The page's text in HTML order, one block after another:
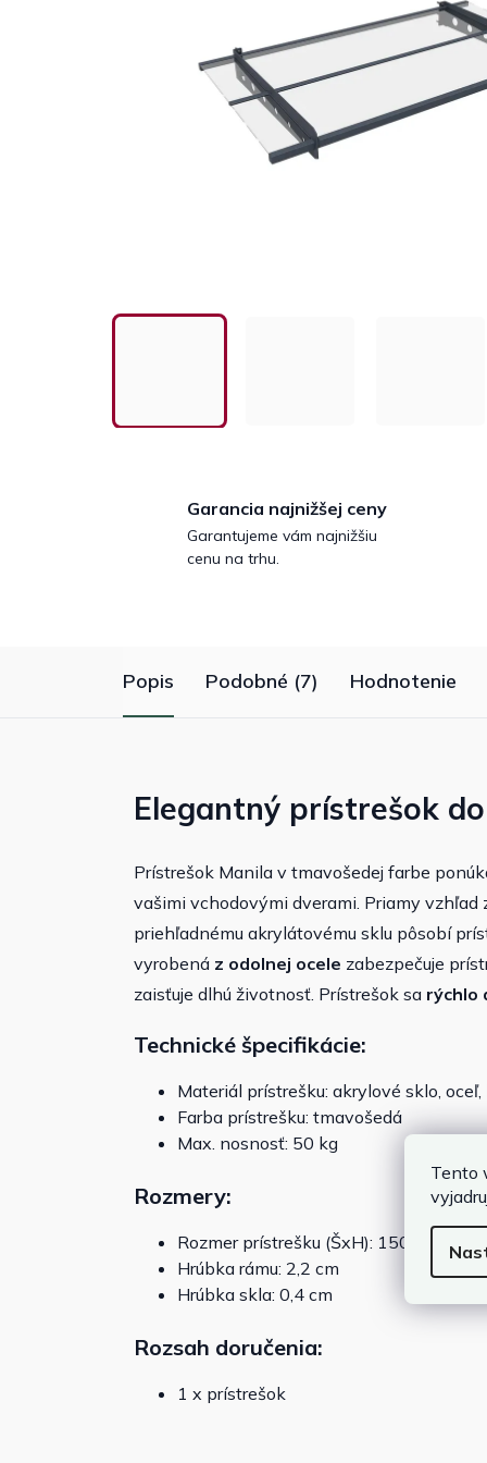
Tento
Garancia najnižšej ceny
Garantujeme vám najnižšiu
cenu na trhu.
Popis Podobné (7) Hodnotenie
Elegantný prístrešok
Prístrešok Manila v tmavošedej farbe
vašimi vchodovými dverami. Priamy vzhľad
priehľadnému akrylátovému sklu pôsobí
vyrobená z odolnej ocele zabezpečuje
zaisťuje dlhú životnosť. Prístrešok sa rýchlo
Technické špecifikácie:
Materiál prístrešku: akrylové sklo,
Farba prístrešku: tmavošedá
Max. nosnosť: 50 kg
Rozmery:
Rozmer prístrešku (ŠxH): 150 x 80 cm
Hrúbka rámu: 2,2 cm
Hrúbka skla: 0,4 cm
Rozsah doručenia:
1 x prístrešok